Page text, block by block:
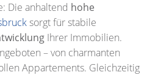
Die anhaltend hohe
sorgt für stabile
Ihrer Immobilien.
– von charmanten
Appartements. Gleichzeitig